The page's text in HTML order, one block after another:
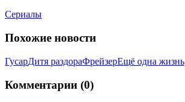
Сериалы
Похожие новости
ГусарДитя раздораФрейзерЕщё одна жизнь
Комментарии (0)